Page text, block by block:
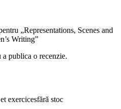
„Representations, Scenes and
Writing”
a publica o recenzie.
fără stoc